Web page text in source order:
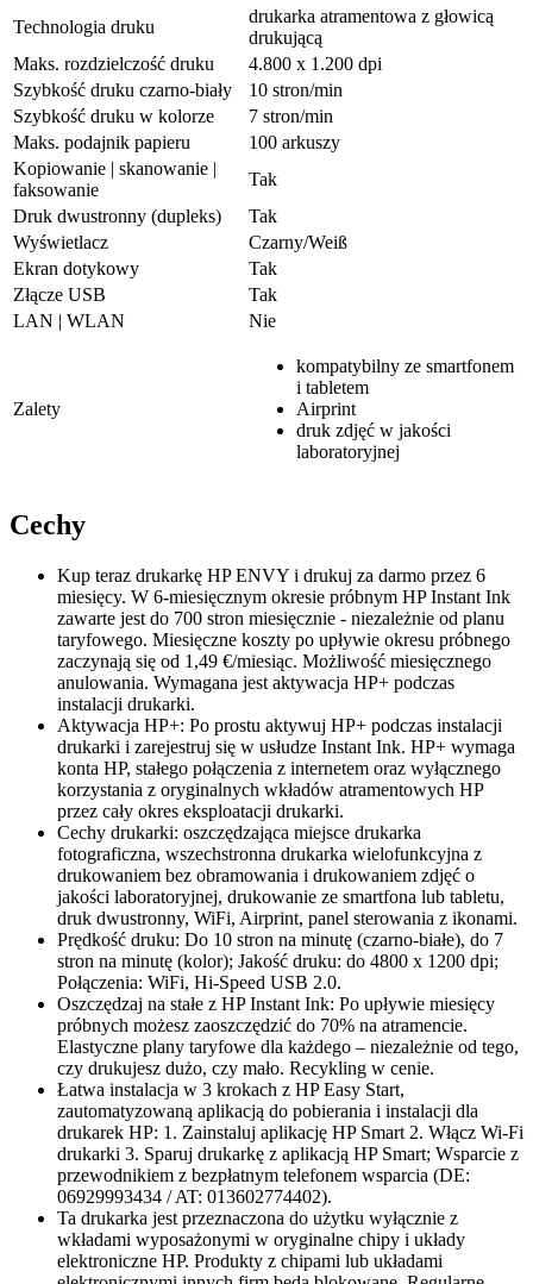
Technologia druku
drukarka atramentowa z głowicą
drukującą
Maks. rozdzielczość druku
4.800 x 1.200 dpi
Szybkość druku czarno-biały
10 stron/min
Szybkość druku w kolorze
7 stron/min
Maks. podajnik papieru
100 arkuszy
Kopiowanie | skanowanie |
faksowanie
Tak
Druk dwustronny (dupleks)
Tak
Wyświetlacz
Czarny/Weiß
Ekran dotykowy
Tak
Złącze USB
Tak
LAN | WLAN
Nie
Zalety
kompatybilny ze smartfonem
i tabletem
Airprint
druk zdjęć w jakości
laboratoryjnej
Cechy
Kup teraz drukarkę HP ENVY i drukuj za darmo przez 6
miesięcy. W 6-miesięcznym okresie próbnym HP Instant Ink
zawarte jest do 700 stron miesięcznie - niezależnie od planu
taryfowego. Miesięczne koszty po upływie okresu próbnego
zaczynają się od 1,49 €/miesiąc. Możliwość miesięcznego
anulowania. Wymagana jest aktywacja HP+ podczas
instalacji drukarki.
Aktywacja HP+: Po prostu aktywuj HP+ podczas instalacji
drukarki i zarejestruj się w usłudze Instant Ink. HP+ wymaga
konta HP, stałego połączenia z internetem oraz wyłącznego
korzystania z oryginalnych wkładów atramentowych HP
przez cały okres eksploatacji drukarki.
Cechy drukarki: oszczędzająca miejsce drukarka
fotograficzna, wszechstronna drukarka wielofunkcyjna z
drukowaniem bez obramowania i drukowaniem zdjęć o
jakości laboratoryjnej, drukowanie ze smartfona lub tabletu,
druk dwustronny, WiFi, Airprint, panel sterowania z ikonami.
Prędkość druku: Do 10 stron na minutę (czarno-białe), do 7
stron na minutę (kolor); Jakość druku: do 4800 x 1200 dpi;
Połączenia: WiFi, Hi-Speed USB 2.0.
Oszczędzaj na stałe z HP Instant Ink: Po upływie miesięcy
próbnych możesz zaoszczędzić do 70% na atramencie.
Elastyczne plany taryfowe dla każdego – niezależnie od tego,
czy drukujesz dużo, czy mało. Recykling w cenie.
Łatwa instalacja w 3 krokach z HP Easy Start,
zautomatyzowaną aplikacją do pobierania i instalacji dla
drukarek HP: 1. Zainstaluj aplikację HP Smart 2. Włącz Wi-Fi
drukarki 3. Sparuj drukarkę z aplikacją HP Smart; Wsparcie z
przewodnikiem z bezpłatnym telefonem wsparcia (DE:
06929993434 / AT: 013602774402).
Ta drukarka jest przeznaczona do użytku wyłącznie z
wkładami wyposażonymi w oryginalne chipy i układy
elektroniczne HP. Produkty z chipami lub układami